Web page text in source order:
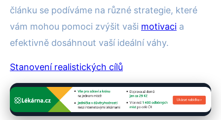
článku se podíváme na různé strategie, které
vám mohou pomoci zvýšit vaši motivaci a
efektivně dosáhnout vaší ideální váhy.
Stanovení realistických cílů